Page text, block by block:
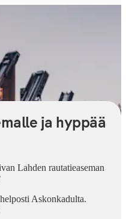
ja hyppää
Lahden rautatieaseman
Askonkadulta.